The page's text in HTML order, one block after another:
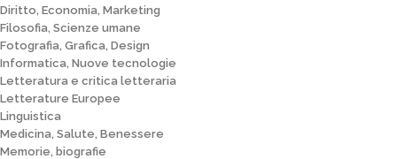
Diritto, Economia, Marketing
Filosofia, Scienze umane
Fotografia, Grafica, Design
Informatica, Nuove tecnologie
Letteratura e critica letteraria
Letterature Europee
Linguistica
Medicina, Salute, Benessere
Memorie, biografie